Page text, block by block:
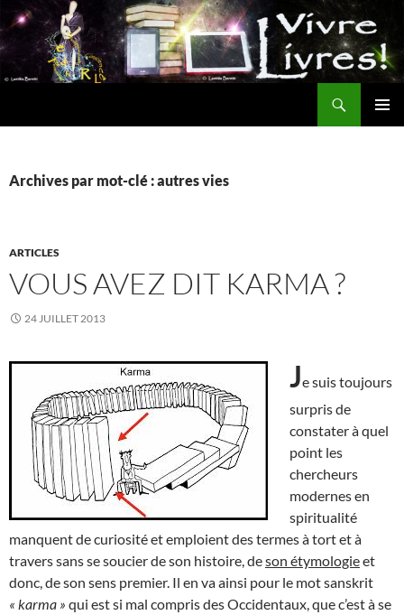
Aller
au
contenu
Archives par mot-clé : autres vies
ARTICLES
VOUS AVEZ DIT KARMA ?
24 JUILLET 2013
Je suis toujours
surpris de
constater à quel
point les
chercheurs
modernes en
spiritualité
manquent de curiosité et emploient des termes à tort et à
travers sans se soucier de son histoire, deson étymologieet
donc, de son sens premier. Il en va ainsi pour le mot sanskrit
« karma » qui est si mal compris des Occidentaux, que c’est à se